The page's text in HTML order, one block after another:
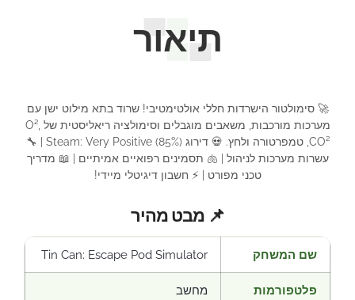
תיאור
🚀 סימולטור הישרדות חללי אולטימטיבי! שרוד בתא מילוט ישן עם
מערכות מורכבות, משאבים מוגבלים וסימולציה ריאליסטית של O²,
CO², טמפרטורה ולחץ. 💀 דירוג Steam: Very Positive (85%) | 🔧
עשרות מערכות לניהול | 🫁 תסמינים רפואיים אמיתיים | 📖 מדריך
טכני מפורט | ⚡ חשבון דיגיטלי מיידי!
📌 מבט מהיר
שם המשחק Tin Can: Escape Pod Simulator
פלטפורמות
מחשב